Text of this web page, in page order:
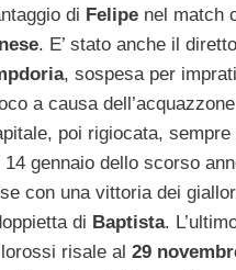
di Felipe nel match
. E’ stato anche il
, sospesa per
a causa
poi rigiocata,
gennaio dello scorso
con una vittoria dei
di Baptista.
risale al 29